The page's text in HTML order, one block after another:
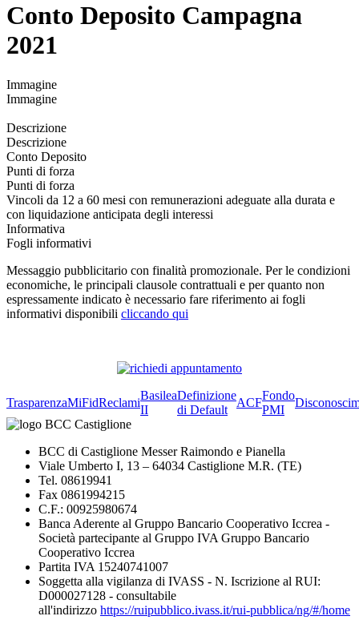
Conto Deposito Campagna
2021
Immagine
Immagine
Descrizione
Descrizione
Conto Deposito
Punti di forza
Punti di forza
Vincoli da 12 a 60 mesi con remunerazioni adeguate alla durata e
con liquidazione anticipata degli interessi
Informativa
Fogli informativi
Messaggio pubblicitario con finalità promozionale. Per le condizioni
economiche, le principali clausole contrattuali e per quanto non
espressamente indicato è necessario fare riferimento ai fogli
informativi disponibili cliccando qui
TrasparenzaMiFidReclami
Basilea
II
Definizione
di Default
ACF
Fondo
PMI
BCC di Castiglione Messer Raimondo e Pianella
Viale Umberto I, 13 – 64034 Castiglione M.R. (TE)
Tel. 08619941
Fax 0861994215
C.F.: 00925980674
Banca Aderente al Gruppo Bancario Cooperativo Iccrea -
Società partecipante al Gruppo IVA Gruppo Bancario
Cooperativo Iccrea
Partita IVA 15240741007
Soggetta alla vigilanza di IVASS - N. Iscrizione al RUI:
D000027128 - consultabile
all'indirizzo https://ruipubblico.ivass.it/rui-pubblica/ng/#/home